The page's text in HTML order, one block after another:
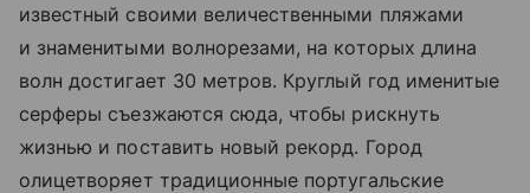
известный своими величественными пляжами
и знаменитыми волнорезами, на которых длина
волн достигает 30 метров. Круглый год именитые
серферы съезжаются сюда, чтобы рискнуть
жизнью и поставить новый рекорд. Город
олицетворяет традиционные португальские